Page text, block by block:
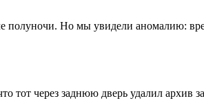
полуночи. Но мы увидели аномалию:
тот через заднюю дверь удалил архив